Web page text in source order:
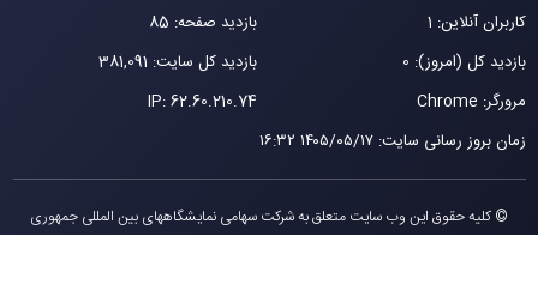
کاربران آنلاین: 1
بازدید صفحه: 85
بازدید کل (امروز): 0
بازدید کل سایت: 381,091
مرورگر: Chrome
IP:62.60.210.74
زمان بروز رسانی سایت:۱۴۰۵/۰۵/۱۷ ۱۶:۳۲
© کلیه حقوق این وب سایت متعلق به شرکت سهامی نمایشگاههای بین المللی جمهوری
اسلامی ايران می باشد.